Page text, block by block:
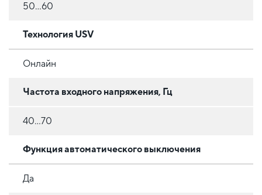
50…60
Технология USV
Онлайн
Частота входного напряжения, Гц
40…70
Функция автоматического выключения
Да